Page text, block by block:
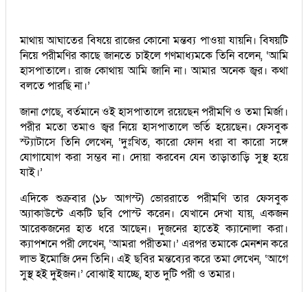
মাথায় আঘাতের বিষয়ে রাজের কোনো মন্তব্য পাওয়া যায়নি। বিষয়টি
নিয়ে পরীমণির কাছে জানতে চাইলে গণমাধ্যমকে তিনি বলেন, ‘আমি
হাসপাতালে। রাজ কোথায় আমি জানি না। আমার অনেক জ্বর। কথা
বলতে পারছি না।’
জানা গেছে, বর্তমানে ওই হাসপাতালে রয়েছেন পরীমণি ও তমা মির্জা।
পরীর মতো তমাও জ্বর নিয়ে হাসপাতালে ভর্তি হয়েছেন। ফেসবুক
স্ট্যাটাসে তিনি লেখেন, ‘দুঃখিত, কারো ফোন ধরা বা কারো সঙ্গে
যোগাযোগ করা সম্ভব না। দোয়া করবেন যেন তাড়াতাড়ি সুস্থ হয়ে
যাই।’
এদিকে শুক্রবার (১৮ আগস্ট) ভোররাতে পরীমণি তার ফেসবুক
অ্যাকাউন্টে একটি ছবি পোস্ট করেন। যেখানে দেখা যায়, একজন
আরেকজনের হাত ধরে আছেন। দুজনের হাতেই ক্যানোলা করা।
ক্যাপশনে পরী লেখেন, ‘আমরা পরীতমা।’ এরপর তমাকে মেনশন করে
লাভ ইমোজি দেন তিনি। এই ছবির মন্তব্যের করে তমা লেখেন, ‘আগে
সুস্থ হই দুইজন।’ বোঝাই যাচ্ছে, হাত দুটি পরী ও তমার।